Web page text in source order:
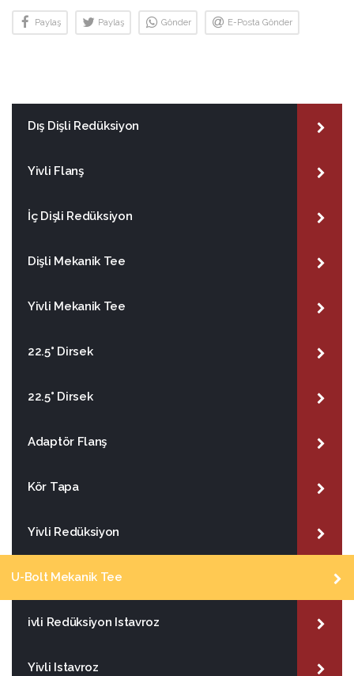
Paylaş Paylaş Gönder E-Posta Gönder
Dış Dişli Redüksiyon
Yivli Flanş
İç Dişli Redüksiyon
Dişli Mekanik Tee
Yivli Mekanik Tee
22.5° Dirsek
22.5° Dirsek
Adaptör Flanş
Kör Tapa
Yivli Redüksiyon
U-Bolt Mekanik Tee
ivli Redüksiyon Istavroz
Yivli Istavroz